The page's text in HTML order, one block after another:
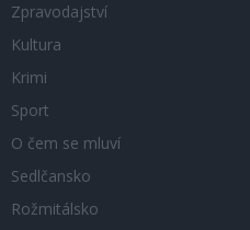
Zpravodajství
Kultura
Krimi
Sport
O čem se mluví
Sedlčansko
Rožmitálsko